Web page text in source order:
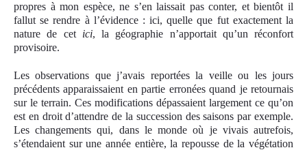
propres à mon espèce, ne s’en laissait pas conter, et bientôt il
fallut se rendre à l’évidence : ici, quelle que fut exactement la
nature de cet ici, la géographie n’apportait qu’un réconfort
provisoire.
Les observations que j’avais reportées la veille ou les jours
précédents apparaissaient en partie erronées quand je retournais
sur le terrain. Ces modifications dépassaient largement ce qu’on
est en droit d’attendre de la succession des saisons par exemple.
Les changements qui, dans le monde où je vivais autrefois,
s’étendaient sur une année entière, la repousse de la végétation